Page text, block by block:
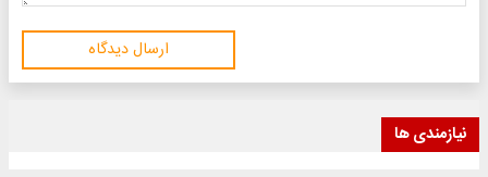
ارسال دیدگاه
نیازمندی ها